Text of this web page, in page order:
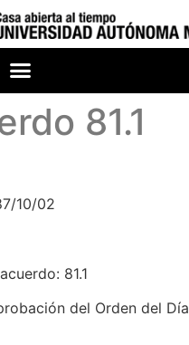
81.1
10/02
81.1
del Orden del Día